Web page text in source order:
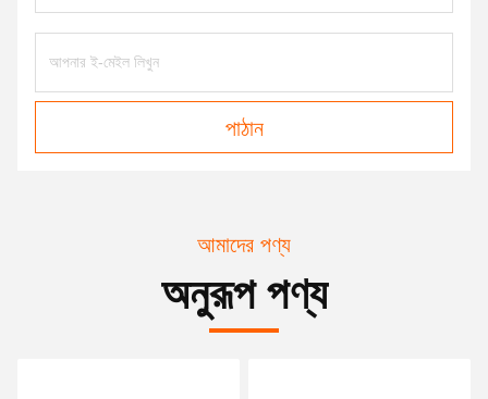
পাঠান
আমাদের পণ্য
অনুরূপ পণ্য